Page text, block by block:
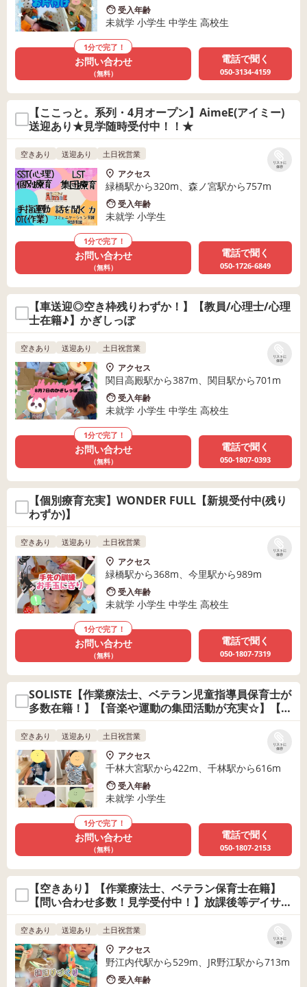
受入年齢
未就学 小学生 中学生 高校生
1分で完了！
お問い合わせ
（無料）
電話で聞く
050-3134-4159
【ここっと。系列・4月オープン】AimeE(アイミー)
送迎あり★見学随時受付中！！★
リストに
保存
空きあり 送迎あり 土日祝営業
アクセス
緑橋駅から320m、森ノ宮駅から757m
受入年齢
未就学 小学生
1分で完了！
お問い合わせ
（無料）
電話で聞く
050-1726-6849
【車送迎◎空き枠残りわずか！】【教員/心理士/心理
士在籍♪】かぎしっぽ
リストに
保存
空きあり 送迎あり 土日祝営業
アクセス
関目高殿駅から387m、関目駅から701m
受入年齢
未就学 小学生 中学生 高校生
1分で完了！
お問い合わせ
（無料）
電話で聞く
050-1807-0393
【個別療育充実】WONDER FULL【新規受付中(残り
わずか)】
リストに
保存
空きあり 送迎あり 土日祝営業
アクセス
緑橋駅から368m、今里駅から989m
受入年齢
未就学 小学生 中学生 高校生
1分で完了！
お問い合わせ
（無料）
電話で聞く
050-1807-7319
SOLISTE【作業療法士、ベテラン児童指導員保育士が
多数在籍！】【音楽や運動の集団活動が充実☆】【問
い合わせ多数★】
リストに
保存
空きあり 送迎あり 土日祝営業
アクセス
千林大宮駅から422m、千林駅から616m
受入年齢
未就学 小学生
1分で完了！
お問い合わせ
（無料）
電話で聞く
050-1807-2153
【空きあり】【作業療法士、ベテラン保育士在籍】
【問い合わせ多数！見学受付中！】放課後等デイサー
ビス Ｐｅｒｃｈ〜パーチ〜
リストに
保存
空きあり 送迎あり 土日祝営業
アクセス
野江内代駅から529m、JR野江駅から713m
受入年齢